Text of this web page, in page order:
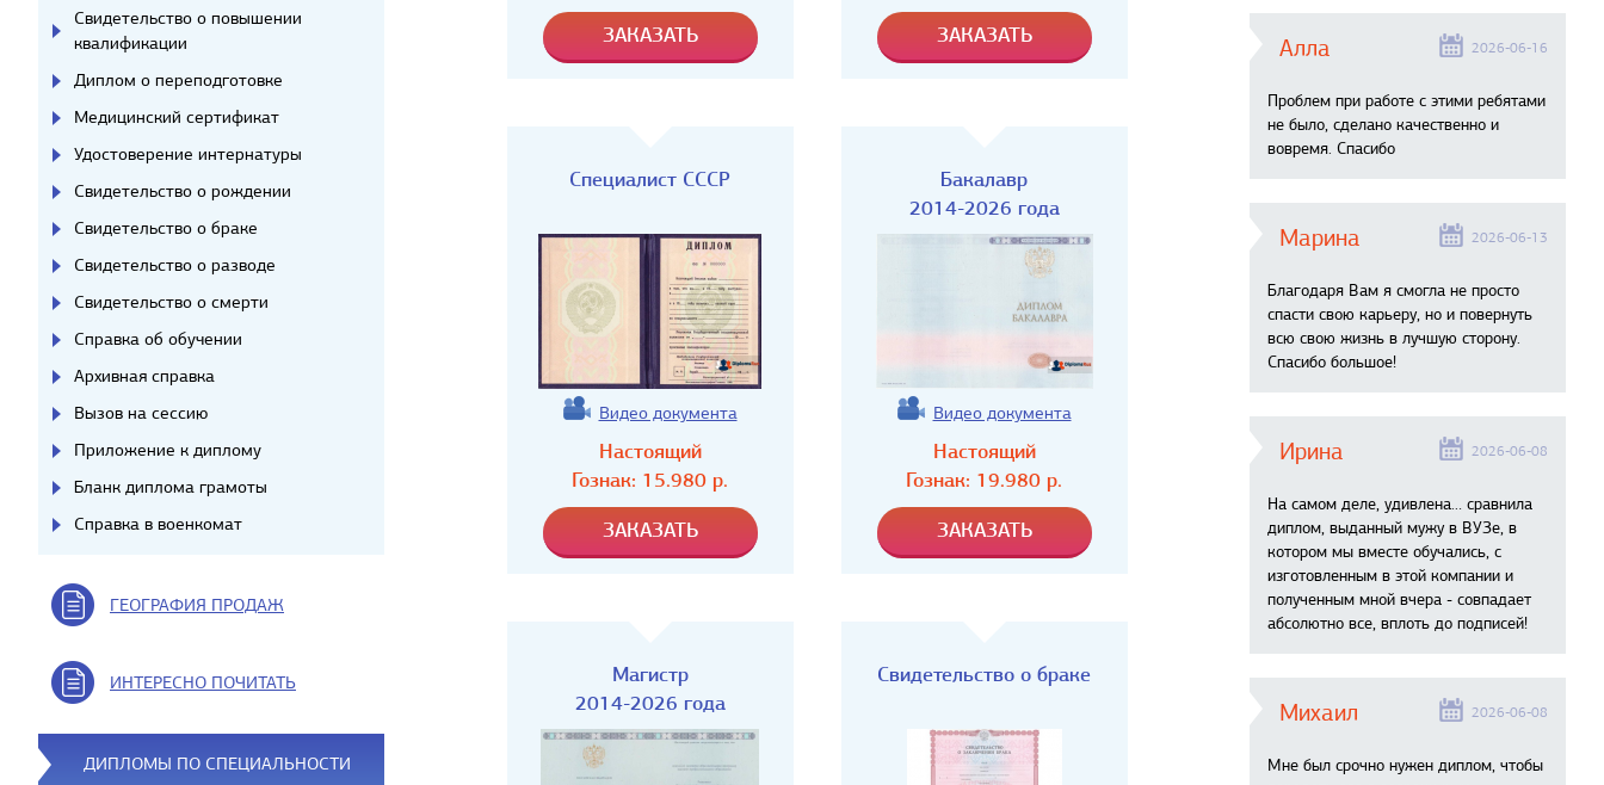
Специалист СССР
Видео документа
Настоящий
Гознак: 15.980 р.
Бакалавр
2014-2026 года
Видео документа
Настоящий
Гознак: 19.980 р.
Магистр
2014-2026 года
Свидетельство о браке
Свидетельство о повышении
квалификации
Диплом о переподготовке
Медицинский сертификат
Удостоверение интернатуры
Свидетельство о рождении
Свидетельство о браке
Свидетельство о разводе
Свидетельство о смерти
Справка об обучении
Архивная справка
Вызов на сессию
Приложение к диплому
Бланк диплома грамоты
Справка в военкомат
ГЕОГРАФИЯ ПРОДАЖ
ИНТЕРЕСНО ПОЧИТАТЬ
ДИПЛОМЫ ПО СПЕЦИАЛЬНОСТИ
Алла 2026-06-16
Проблем при работе с этими ребятами
не было, сделано качественно и
вовремя. Спасибо
Марина 2026-06-13
Благодаря Вам я смогла не просто
спасти свою карьеру, но и повернуть
всю свою жизнь в лучшую сторону.
Спасибо большое!
Ирина 2026-06-08
На самом деле, удивлена… сравнила
диплом, выданный мужу в ВУЗе, в
котором мы вместе обучались, с
изготовленным в этой компании и
полученным мной вчера - совпадает
абсолютно все, вплоть до подписей!
Михаил 2026-06-08
Мне был срочно нужен диплом, чтобы